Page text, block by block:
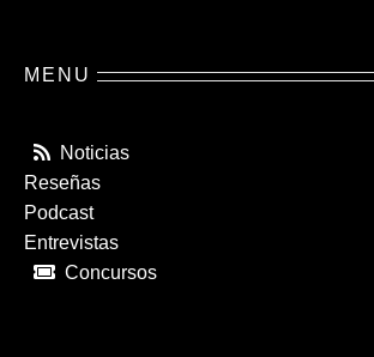
MENU
Noticias
Reseñas
Podcast
Entrevistas
Concursos